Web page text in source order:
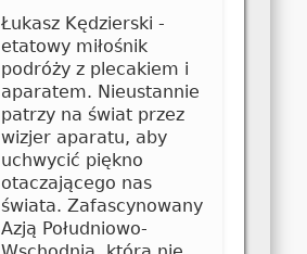
Łukasz Kędzierski -
etatowy miłośnik
podróży z plecakiem i
aparatem. Nieustannie
patrzy na świat przez
wizjer aparatu, aby
uchwycić piękno
otaczającego nas
świata. Zafascynowany
Azją Południowo-